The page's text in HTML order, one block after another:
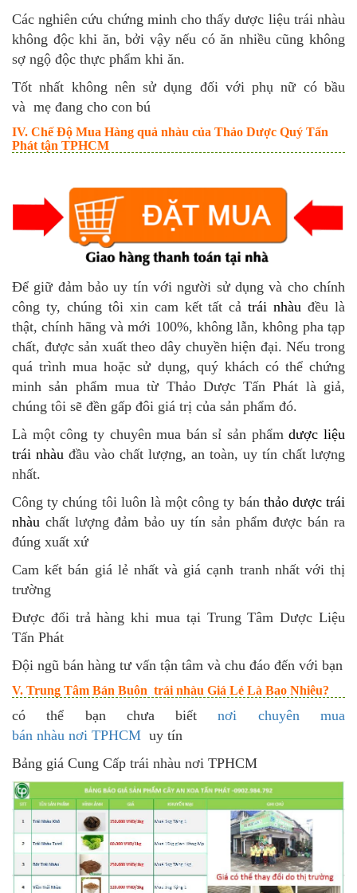
Các nghiên cứu chứng minh cho thấy dược liệu trái nhàu
không độc khi ăn, bởi vậy nếu có ăn nhiều cũng không
sợ ngộ độc thực phẩm khi ăn.
Tốt nhất không nên sử dụng đối với phụ nữ có bầu
và mẹ đang cho con bú
IV. Chế Độ Mua Hàng quả nhàu của Thảo Dược Quý Tấn
Phát tận TPHCM
Để giữ đảm bảo uy tín với người sử dụng và cho chính
công ty, chúng tôi xin cam kết tất cảtrái nhàuđều là
thật, chính hãng và mới 100%, không lẫn, không pha tạp
chất, được sản xuất theo dây chuyền hiện đại. Nếu trong
quá trình mua hoặc sử dụng, quý khách có thể chứng
minh sản phẩm mua từ Thảo Dược Tấn Phát là giả,
chúng tôi sẽ đền gấp đôi giá trị của sản phẩm đó.
Là một công ty chuyên mua bán sỉ sản phẩmdược liệu
trái nhàu đầu vào chất lượng, an toàn, uy tín chất lượng
nhất.
Công ty chúng tôi luôn là một công ty bán thảo dược trái
nhàu chất lượng đảm bảo uy tín sản phẩm được bán ra
đúng xuất xứ
Cam kết bán giá lẻ nhất và giá cạnh tranh nhất với thị
trường
Được đổi trả hàng khi mua tại Trung Tâm Dược Liệu
Tấn Phát
Đội ngũ bán hàng tư vấn tận tâm và chu đáo đến với bạn
V. Trung Tâm Bán Buôn trái nhàu Giá Lẻ Là Bao Nhiêu?
có thể bạn chưa biếtnơi chuyên mua
bán nhàu nơi TPHCM uy tín
Bảng giá Cung Cấp trái nhàu nơi TPHCM